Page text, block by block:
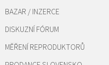
BAZAR / INZERCE
DISKUZNÍ FÓRUM
MĚŘENÍ REPRODUKTORŮ